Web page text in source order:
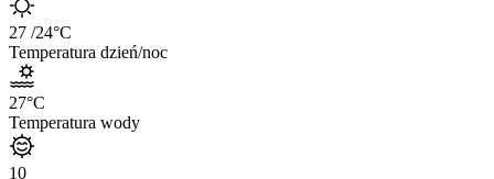
27 /24°C
Temperatura dzień/noc
27°C
Temperatura wody
10